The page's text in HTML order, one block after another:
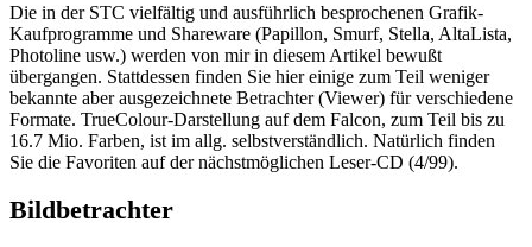
Die in der STC vielfältig und ausführlich besprochenen Grafik-
Kaufprogramme und Shareware (Papillon, Smurf, Stella, AltaLista,
Photoline usw.) werden von mir in diesem Artikel bewußt
übergangen. Stattdessen finden Sie hier einige zum Teil weniger
bekannte aber ausgezeichnete Betrachter (Viewer) für verschiedene
Formate. TrueColour-Darstellung auf dem Falcon, zum Teil bis zu
16.7 Mio. Farben, ist im allg. selbstverständlich. Natürlich finden
Sie die Favoriten auf der nächstmöglichen Leser-CD (4/99).
Bildbetrachter